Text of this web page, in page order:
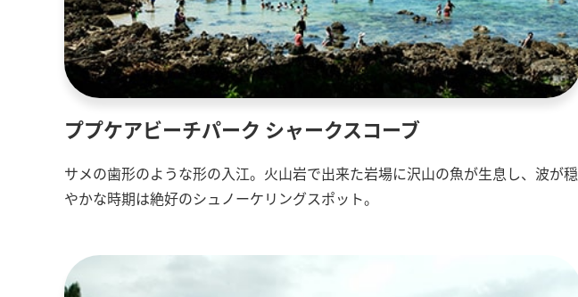
ププケアビーチパーク シャークスコーブ
サメの歯形のような形の入江。火山岩で出来た岩場に沢山の魚が生息し、波が穏
やかな時期は絶好のシュノーケリングスポット。